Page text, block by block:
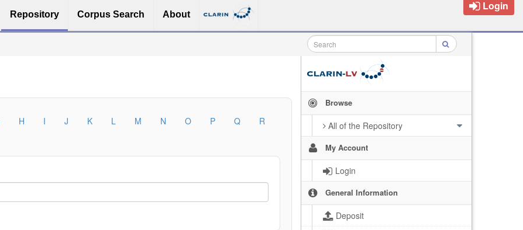
Repository Corpus Search About
Login
Browse
All of the Repository
My Account
Login
General Information
Deposit
H I J K L M N O P Q
R